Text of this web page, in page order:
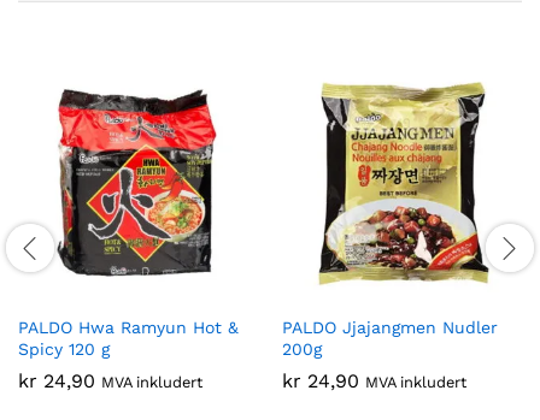
PALDO Hwa Ramyun Hot &
Spicy 120 g
kr 24,90 MVA inkludert
PALDO Jjajangmen Nudler
200g
kr 24,90 MVA inkludert